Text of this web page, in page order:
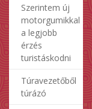
Szerintem új
motorgumikkal
a legjobb
érzés
turistáskodni
Túravezetőből
túrázó